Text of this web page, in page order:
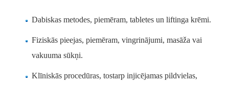
Dabiskas metodes, piemēram, tabletes un liftinga krēmi.
Fiziskās pieejas, piemēram, vingrinājumi, masāža vai
vakuuma sūkņi.
Klīniskās procedūras, tostarp injicējamas pildvielas,